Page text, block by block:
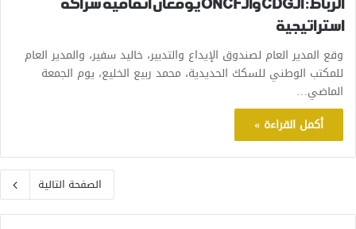
الرباط: الـCDG والـONCF يوقعان اتفاقية شراكة
استراتيجية
وقع المدير العام لصندوق الإيداع والتدبير، خاليد سفير، والمدير العام
للمكتب الوطني للسكك الحديدية، محمد ربيع الخليع، يوم الجمعة
الماضي…
أكمل القراءة »
الصفحة التالية